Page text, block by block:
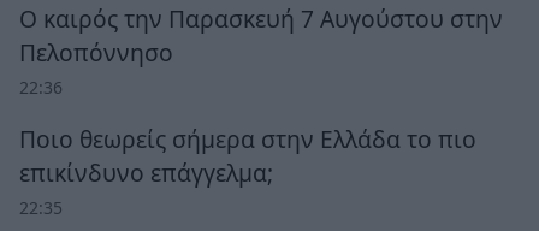
Ο καιρός την Παρασκευή 7 Αυγούστου στην
Πελοπόννησο
22:36
Ποιο θεωρείς σήμερα στην Ελλάδα το πιο
επικίνδυνο επάγγελμα;
22:35